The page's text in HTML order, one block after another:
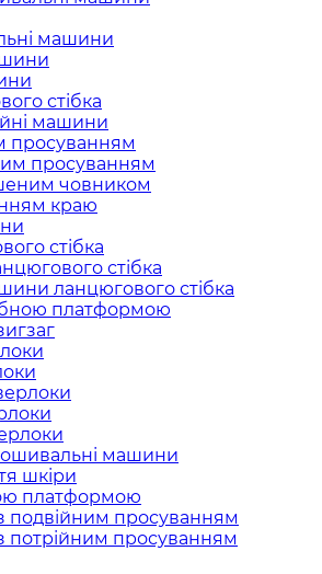
машини
стібка
машини
просуванням
просуванням
човником
краю
стібка
стібка
ланцюгового стібка
платформою
машини
шкіри
платформою
просуванням
просуванням